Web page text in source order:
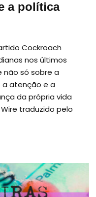
a política
Cockroach
nos últimos
não só sobre a
atenção e a
da própria vida
traduzido pelo